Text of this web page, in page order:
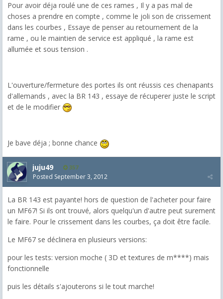
Pour avoir déja roulé une de ces rames , Il y a pas mal de
choses a prendre en compte , comme le joli son de crissement
dans les courbes , Essaye de penser au retournement de la
rame , ou le maintien de service est appliqué , la rame est
allumée et sous tension .
L'ouverture/fermeture des portes ils ont réussis ces chenapants
d'allemands , avec la BR 143 , essaye de récuperer juste le script
et de le modifier
Je bave déja ; bonne chance
juju49 357
Posted September 3, 2012
La BR 143 est payante! hors de question de l'acheter pour faire
un MF67! Si ils ont trouvé, alors quelqu'un d'autre peut surement
le faire. Pour le crissement dans les courbes, ça doit être facile.
Le MF67 se déclinera en plusieurs versions:
pour les tests: version moche ( 3D et textures de m****) mais
fonctionnelle
puis les détails s'ajouterons si le tout marche!